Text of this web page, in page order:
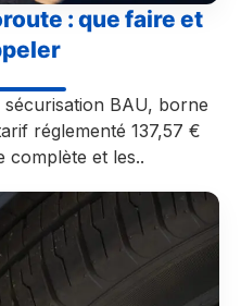
: que faire et
BAU, borne
réglementé 137,57 €
complète et les..